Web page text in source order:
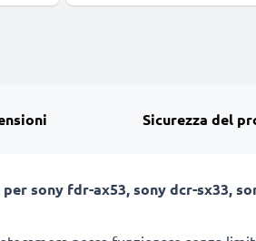
Sicurezza del
sony fdr-ax53, sony dcr-sx33,